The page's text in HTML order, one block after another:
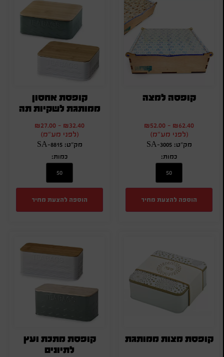
קופסה למצה
₪62.40
-
₪52.00
(לפני מע"מ)
מק"ט: SA-3005
כמות:
הוספה להצעת מחיר
קופסת אחסון
ממותגת לשקיות תה
₪32.40
-
₪27.00
(לפני מע"מ)
מק"ט: SA-8815
כמות:
הוספה להצעת מחיר
קופסת מצות ממותגת
קופסת מתכת ועץ
לתיונים